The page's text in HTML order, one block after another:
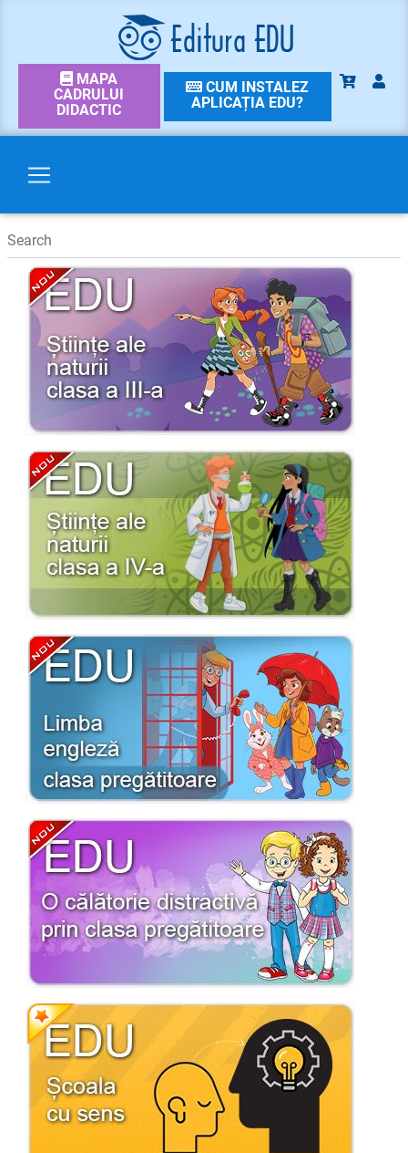
MAPA
CADRULUI
DIDACTIC
CUM INSTALEZ
APLICAȚIA EDU?